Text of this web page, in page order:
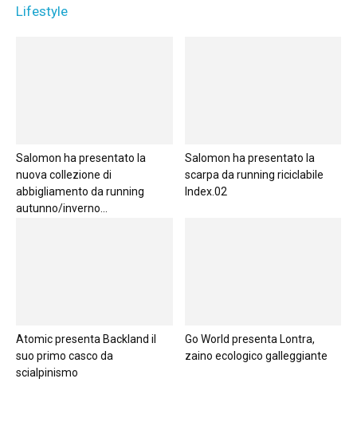
Lifestyle
Salomon ha presentato la
nuova collezione di
abbigliamento da running
autunno/inverno...
Salomon ha presentato la
scarpa da running riciclabile
Index.02
Atomic presenta Backland il
suo primo casco da
scialpinismo
Go World presenta Lontra,
zaino ecologico galleggiante